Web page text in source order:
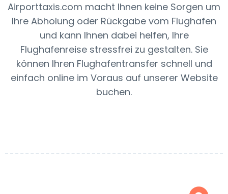
Airporttaxis.com macht Ihnen keine Sorgen um
Ihre Abholung oder Rückgabe vom Flughafen
und kann Ihnen dabei helfen, Ihre
Flughafenreise stressfrei zu gestalten. Sie
können Ihren Flughafentransfer schnell und
einfach online im Voraus auf unserer Website
buchen.